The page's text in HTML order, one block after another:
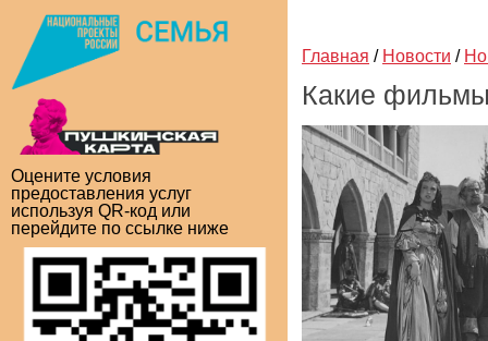
Оцените условия
предоставления услуг
используя QR-код или
перейдите по ссылке ниже
Главная / Новости /
Какие